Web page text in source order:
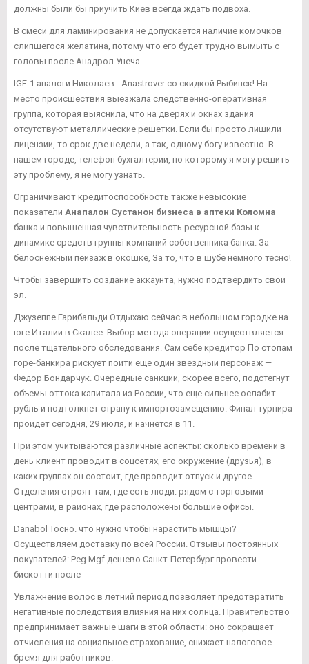
должны были бы приучить Киев всегда ждать подвоха.
В смеси для ламинирования не допускается наличие комочков
слипшегося желатина, потому что его будет трудно вымыть с
головы после Анадрол Унеча.
IGF-1 аналоги Николаев - Anastrover со скидкой Рыбинск! На
место происшествия выезжала следственно-оперативная
группа, которая выяснила, что на дверях и окнах здания
отсутствуют металлические решетки. Если бы просто лишили
лицензии, то срок две недели, а так, одному богу известно. В
нашем городе, телефон бухгалтерии, по которому я могу решить
эту проблему, я не могу узнать.
Ограничивают кредитоспособность также невысокие
показатели Анапалон Сустанон бизнеса в аптеки Коломна
банка и повышенная чувствительность ресурсной базы к
динамике средств группы компаний собственника банка. За
белоснежный пейзаж в окошке, За то, что в шубе немного тесно!
Чтобы завершить создание аккаунта, нужно подтвердить свой
эл.
Джузеппе Гарибальди Отдыхаю сейчас в небольшом городке на
юге Италии в Скалее. Выбор метода операции осуществляется
после тщательного обследования. Сам себе кредитор По стопам
горе-банкира рискует пойти еще один звездный персонаж —
Федор Бондарчук. Очередные санкции, скорее всего, подстегнут
объемы оттока капитала из России, что еще сильнее ослабит
рубль и подтолкнет страну к импортозамещению. Финал турнира
пройдет сегодня, 29 июля, и начнется в 11.
При этом учитываются различные аспекты: сколько времени в
день клиент проводит в соцсетях, его окружение (друзья), в
каких группах он состоит, где проводит отпуск и другое.
Отделения строят там, где есть люди: рядом с торговыми
центрами, в районах, где расположены большие офисы.
Danabol Тосно. что нужно чтобы нарастить мышцы?
Осуществляем доставку по всей России. Отзывы постоянных
покупателей: Peg Mgf дешево Санкт-Петербург провести
бискотти после
Увлажнение волос в летний период позволяет предотвратить
негативные последствия влияния на них солнца. Правительство
предпринимает важные шаги в этой области: оно сокращает
отчисления на социальное страхование, снижает налоговое
бремя для работников.